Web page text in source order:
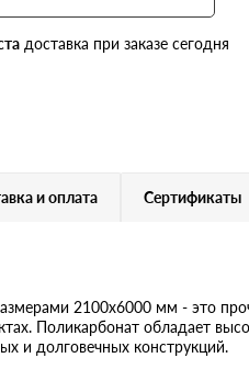
доставка при заказе сегодня
и оплата Сертификаты
2100х6000 мм - это
Поликарбонат обладает
и долговечных конструкций.